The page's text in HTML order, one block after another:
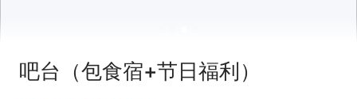
吧台（包食宿+节日福利）